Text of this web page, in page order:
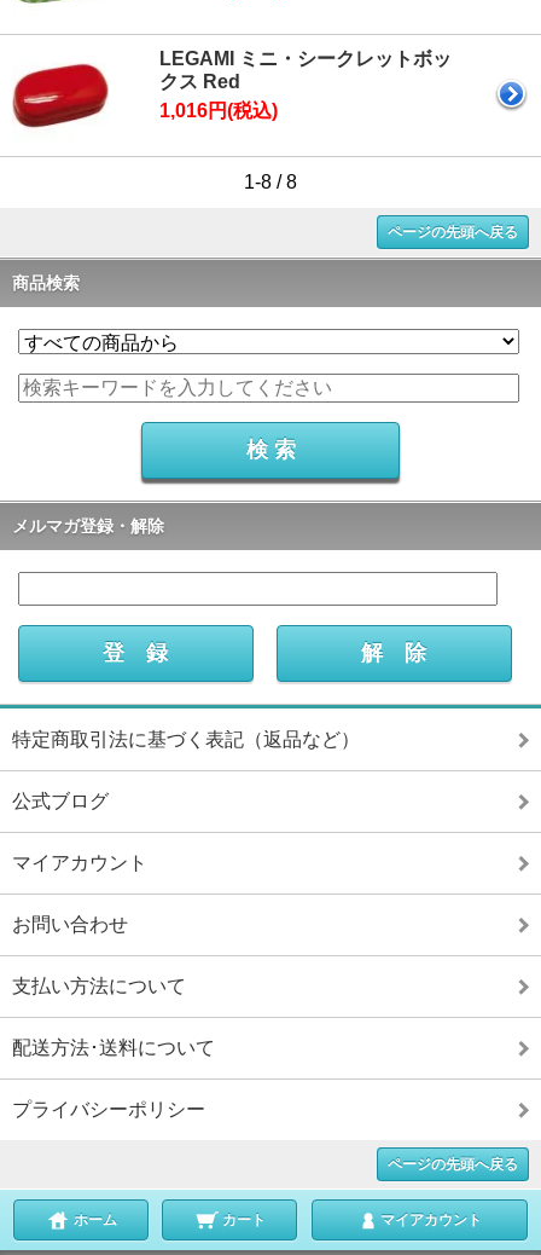
LEGAMI ミニ・シークレットボッ
クス Red
1,016円(税込)
1-8 / 8
ページの先頭へ戻る
商品検索
メルマガ登録・解除
特定商取引法に基づく表記（返品など）
公式ブログ
マイアカウント
お問い合わせ
支払い方法について
配送方法･送料について
プライバシーポリシー
ページの先頭へ戻る
ホーム カート マイアカウント